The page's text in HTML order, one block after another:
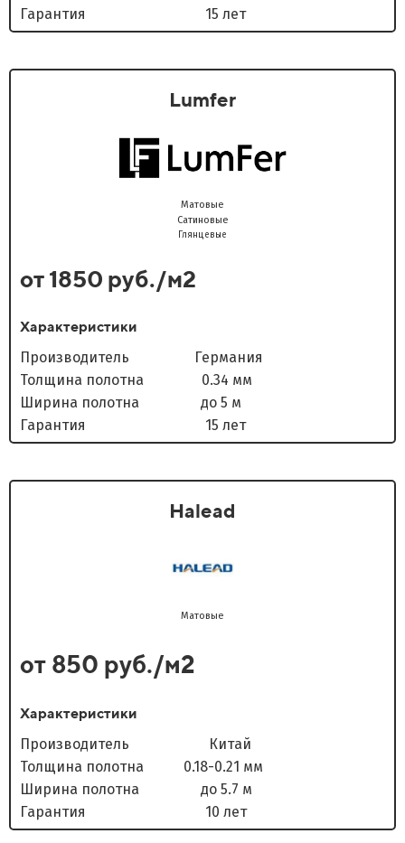
Гарантия 15 лет
Lumfer
Матовые
Сатиновые
Глянцевые
от 1850 руб./м2
Характеристики
Производитель Германия
Толщина полотна 0.34 мм
Ширина полотна до 5 м
Гарантия 15 лет
Halead
Матовые
от 850 руб./м2
Характеристики
Производитель Китай
Толщина полотна 0.18-0.21 мм
Ширина полотна до 5.7 м
Гарантия 10 лет